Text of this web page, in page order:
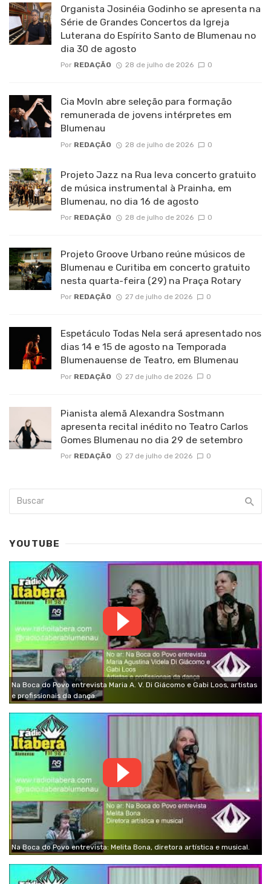
Organista Josinéia Godinho se apresenta na
Série de Grandes Concertos da Igreja
Luterana do Espírito Santo de Blumenau no
dia 30 de agosto
Por REDAÇÃO 28 de julho de 2026 0
Cia MovIn abre seleção para formação
remunerada de jovens intérpretes em
Blumenau
Por REDAÇÃO 28 de julho de 2026 0
Projeto Jazz na Rua leva concerto gratuito
de música instrumental à Prainha, em
Blumenau, no dia 16 de agosto
Por REDAÇÃO 28 de julho de 2026 0
Projeto Groove Urbano reúne músicos de
Blumenau e Curitiba em concerto gratuito
nesta quarta-feira (29) na Praça Rotary
Por REDAÇÃO 27 de julho de 2026 0
Espetáculo Todas Nela será apresentado nos
dias 14 e 15 de agosto na Temporada
Blumenauense de Teatro, em Blumenau
Por REDAÇÃO 27 de julho de 2026 0
Pianista alemã Alexandra Sostmann
apresenta recital inédito no Teatro Carlos
Gomes Blumenau no dia 29 de setembro
Por REDAÇÃO 27 de julho de 2026 0
YOUTUBE
Na Boca do Povo entrevista Maria A. V. Di Giácomo e Gabi Loos, artistas
e profissionais da dança.
Na Boca do Povo entrevista: Melita Bona, diretora artística e musical.